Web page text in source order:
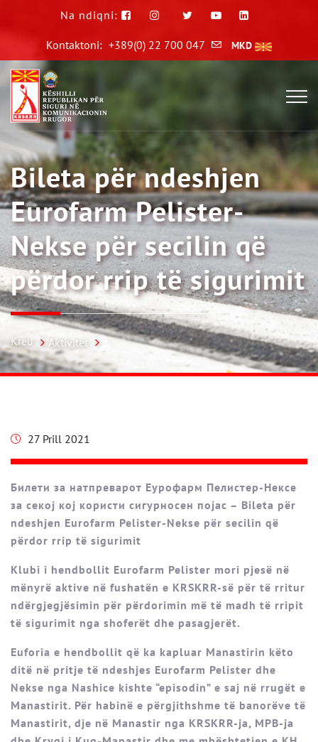
Na ndiqni:
Kontaktoni: +389(0) 22 700 047 MKD
Bileta për ndeshjen
Eurofarm Pelister-
Nekse për secilin që
përdor rrip të sigurimit
Kreu Aktivitet
27 Prill 2021
Билети за натпреварот Еурофарм Пелистер-Нексе
за секој кој користи сигурносен појас – Bileta për
ndeshjen Eurofarm Pelister-Nekse për secilin që
përdor rrip të sigurimit
Klubi i hendbollit Eurofarm Pelister mori pjesë në
mënyrë aktive në fushatën e KRSKRR-së për të rritur
ndërgjegjësimin për përdorimin më të madh të rripit
të sigurimit nga shoferët dhe pasagjerët.
Euforia e hendbollit që ka kapluar Manastirin këto
ditë në pritje të ndeshjes Eurofarm Pelister dhe
Nekse nga Nashice kishte “episodin” e saj në rrugët e
Manastirit. Për habinë e përgjithshme të banorëve të
Manastirit, dje në Manastir nga KRSKRR-ja, MPB-ja